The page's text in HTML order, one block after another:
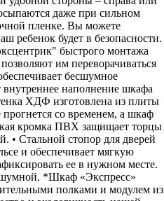
даже при сильном
пленке. Вы можете
ребенок будет в безопасности.
быстрого монтажа
им переворачиваться
бесшумное
наполнение шкафа
ХДФ изготовлена из плиты
со временем, а шкаф
кромка ПВХ защищает торцы
• Стальной стопор для дверей
и обеспечивает мягкую
ее в нужном месте.
*Шкаф «Экспресс»
полками и модулем из